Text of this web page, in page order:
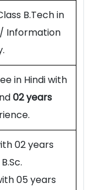
B.Tech in
Information
in Hindi with
02 years
02 years
05 years